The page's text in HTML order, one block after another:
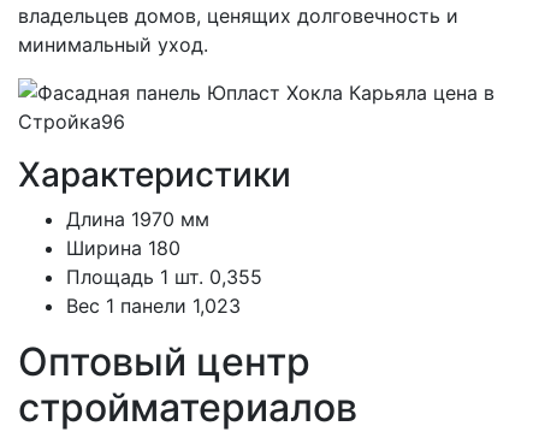
владельцев домов, ценящих долговечность и
минимальный уход.
Характеристики
Длина 1970 мм
Ширина 180
Площадь 1 шт. 0,355
Вес 1 панели 1,023
Оптовый центр
стройматериалов